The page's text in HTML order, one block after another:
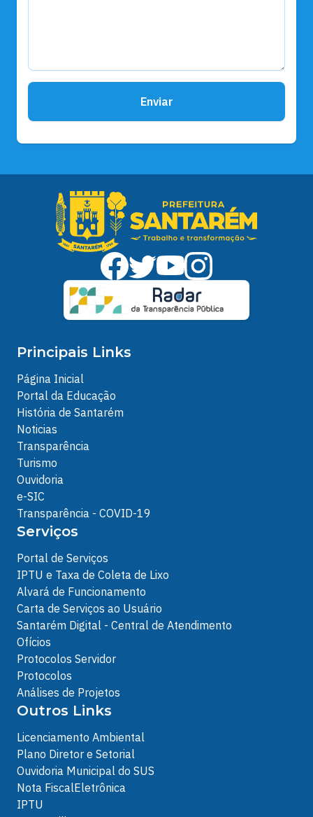
Enviar
Principais Links
Página Inicial
Portal da Educação
História de Santarém
Noticias
Transparência
Turismo
Ouvidoria
e-SIC
Transparência - COVID-19
Serviços
Portal de Serviços
IPTU e Taxa de Coleta de Lixo
Alvará de Funcionamento
Carta de Serviços ao Usuário
Santarém Digital - Central de Atendimento
Ofícios
Protocolos Servidor
Protocolos
Análises de Projetos
Outros Links
Licenciamento Ambiental
Plano Diretor e Setorial
Ouvidoria Municipal do SUS
Nota FiscalEletrônica
IPTU